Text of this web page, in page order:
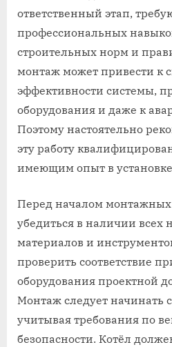
ответственный этап,
профессиональных
строительных норм и
монтаж может привести к
эффективности системы,
оборудования и даже к
Поэтому настоятельно
эту работу
имеющим опыт в
Перед началом монтажных
убедиться в наличии всех
материалов и
проверить соответствие
оборудования проектной
Монтаж следует начинать
учитывая требования по
безопасности. Котёл